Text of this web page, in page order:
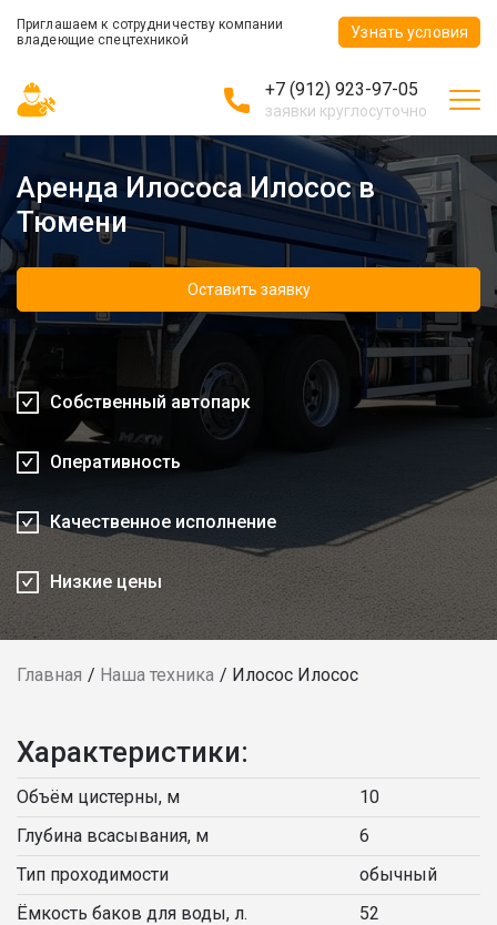
Приглашаем к сотрудничеству компании
владеющие спецтехникой
Узнать условия
+7 (912) 923-97-05
заявки круглосуточно
Аренда Илососа Илосос в
Тюмени
Оставить заявку
Собственный автопарк
Оперативность
Качественное исполнение
Низкие цены
Главная Наша техника Илосос Илосос
Характеристики:
Объём цистерны, м
10
Глубина всасывания, м
6
Тип проходимости
обычный
Ёмкость баков для воды, л.
52